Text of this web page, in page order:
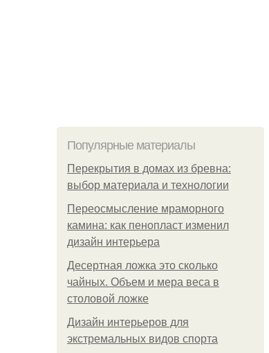
Популярные материалы
Перекрытия в домах из бревна:
выбор материала и технологии
Переосмысление мраморного
камина: как пенопласт изменил
дизайн интерьера
Десертная ложка это сколько
чайных. Объем и мера веса в
столовой ложке
Дизайн интерьеров для
экстремальных видов спорта